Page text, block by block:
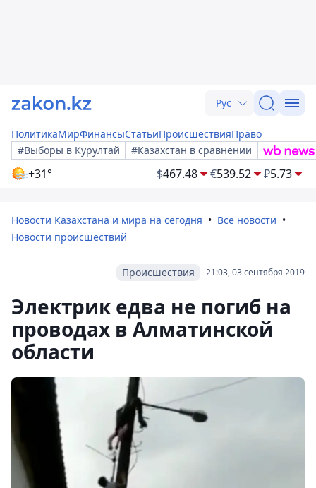
Рус
ПолитикаМирФинансыСтатьиПроисшествияПраво
#Выборы в Курултай
#Казахстан в сравнении
+31° $467.48 €539.52 ₽5.73
Новости Казахстана и мира на сегодня
Все новости
Новости происшествий
21:03, 03 сентября 2019
Происшествия
Электрик едва не погиб на
проводах в Алматинской
области